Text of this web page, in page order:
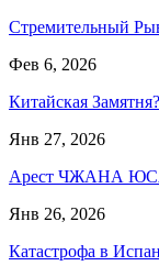
Стремительный
Фев 6, 2026
Китайская Замятня?
Янв 27, 2026
Арест ЧЖАНА
Янв 26, 2026
Катастрофа в